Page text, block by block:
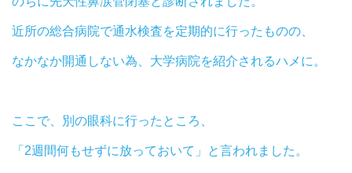
近所の総合病院で通水検査を定期的に行ったものの、
なかなか開通しない為、大学病院を紹介されるハメに。
ここで、別の眼科に行ったところ、
「2週間何もせずに放っておいて」と言われました。